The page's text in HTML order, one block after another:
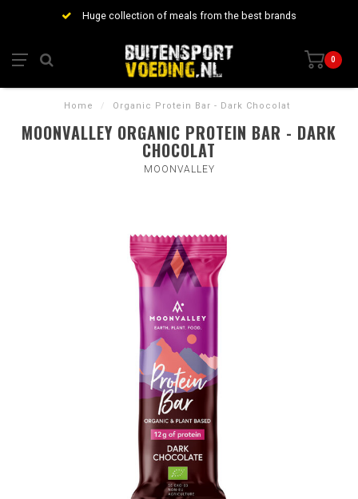
Huge collection of meals from the best brands
0
Home / Organic Protein Bar - Dark Chocolat
MOONVALLEY ORGANIC PROTEIN BAR - DARK
CHOCOLAT
MOONVALLEY